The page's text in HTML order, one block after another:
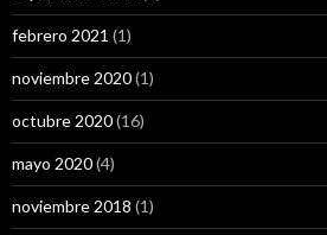
febrero 2021 (1)
noviembre 2020(1)
octubre 2020(16)
mayo 2020(4)
noviembre 2018 (1)